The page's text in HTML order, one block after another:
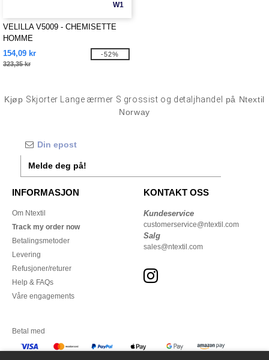
W1
VELILLA V5009 - CHEMISETTE
HOMME
154,09 kr
323,35 kr
-52%
Kjøp Skjorter Lange ærmer S grossist og detaljhandel
på Ntextil
Norway
Melde deg på!
INFORMASJON
Om Ntextil
Track my order now
Betalingsmetoder
Levering
Refusjoner/returer
Help & FAQs
Våre engagements
KONTAKT OSS
Kundeservice
customerservice@ntextil.com
Salg
sales@ntextil.com
Betal med